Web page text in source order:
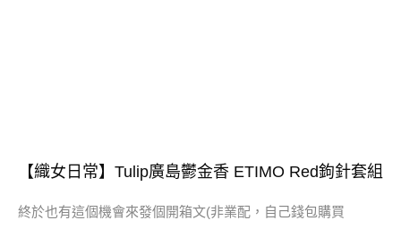
【織女日常】Tulip廣島鬱金香 ETIMO Red鉤針套組
終於也有這個機會來發個開箱文(非業配，自己錢包購買